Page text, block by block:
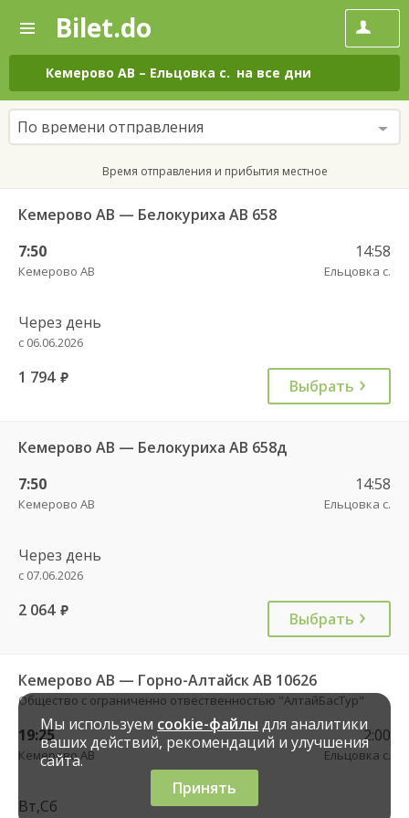
—
Поиск
и
покупка
билетов
на
автобус
онлайн
Bilet.do
Кемерово АВ – Ельцовка с. на все дни
По времени отправления
Время отправления и прибытия местное
Кемерово АВ — Белокуриха АВ 658
7:50
Кемерово АВ
14:58
Ельцовка с.
Через день
с 06.06.2026
1 794 руб. Выбрать
Кемерово АВ — Белокуриха АВ 658д
7:50
Кемерово АВ
14:58
Ельцовка с.
Через день
с 07.06.2026
2 064 руб. Выбрать
Кемерово АВ — Горно-Алтайск АВ 10626
Общество с ограниченно отвественностью "АлтайБасТур"
19:25
Кемерово АВ
2:00
Ельцовка с.
Вт,Сб
Мы используем cookie-файлы для аналитики
ваших действий, рекомендаций и улучшения
сайта.
Принять